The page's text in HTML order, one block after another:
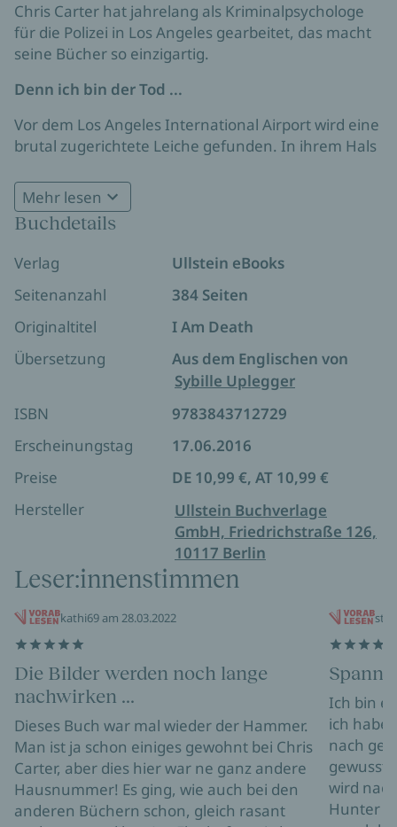
Chris Carter hat jahrelang als Kriminalpsychologe
für die Polizei in Los Angeles gearbeitet, das macht
seine Bücher so einzigartig.
Denn ich bin der Tod ...
Vor dem Los Angeles International Airport wird eine
brutal zugerichtete Leiche gefunden. In ihrem Hals
Profiler Robert Hunter ist der Einzige, der den Täter
finden kann. Bald hat er einen Verdacht. Doch da
taucht eine weitere Leiche auf. Ein grausames Spiel
beginnt …
»I am deathist nicht nur spannend, sondern hat auch
rechnet. Echt TOP« Amazon-Kundin
»Alle Bücher von Chris Carter sind der Hammer.
Natürlich nichts für schwache Nerven, denn jedes Buch
ist wirklich brutal. Aber er schreibt so fesselnd und
Amazon-Kundin
*** Blutige Psycho-Spannung vom Feinsten. Ein
Muss für Chris-Carter-Fans! ***
Mehr lesen
Buchdetails
Verlag
Ullstein eBooks
Seitenanzahl
384 Seiten
Originaltitel
I Am Death
Übersetzung
Aus dem Englischen von
Sybille Uplegger
ISBN
9783843712729
Erscheinungstag
17.06.2016
Preise
DE 10,99 €, AT 10,99 €
Hersteller
Ullstein Buchverlage
GmbH, Friedrichstraße 126,
10117 Berlin
Leser:innenstimmen
kathi69 am 28.03.2022
Die Bilder werden noch lange
nachwirken ...
Dieses Buch war mal wieder der Hammer.
Man ist ja schon einiges gewohnt bei Chris
Carter, aber dies hier war ne ganz andere
Hausnummer! Es ging, wie auch bei den
anderen Büchern schon, gleich rasant
Ich bin
ich habe
nach
gewusst,
wird
Hunter